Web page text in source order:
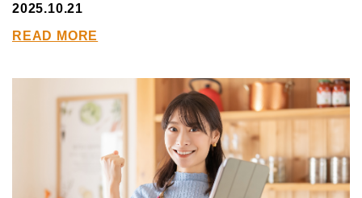
2025.10.21
READ MORE